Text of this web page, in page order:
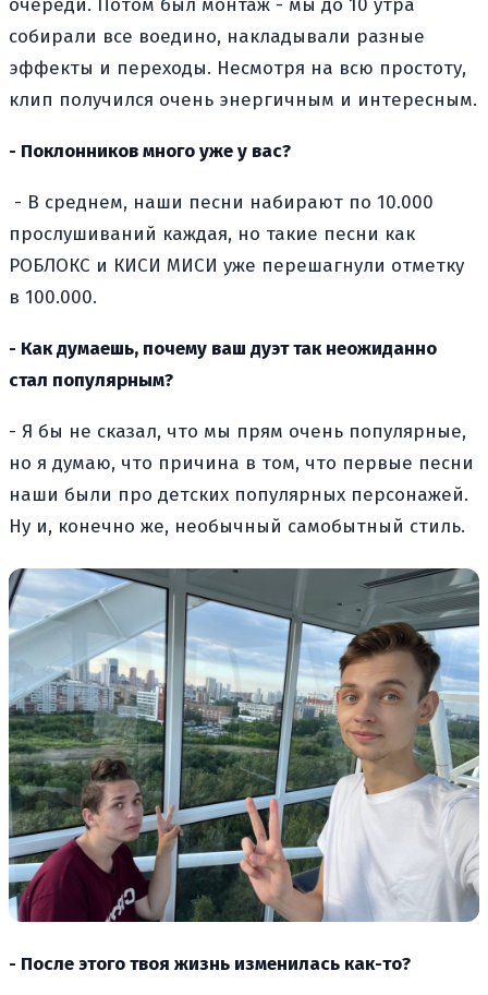
очереди. Потом был монтаж - мы до 10 утра
собирали все воедино, накладывали разные
эффекты и переходы. Несмотря на всю простоту,
клип получился очень энергичным и интересным.
- Поклонников много уже у вас?
- В среднем, наши песни набирают по 10.000
прослушиваний каждая, но такие песни как
РОБЛОКС и КИСИ МИСИ уже перешагнули отметку
в 100.000.
- Как думаешь, почему ваш дуэт так неожиданно
стал популярным?
- Я бы не сказал, что мы прям очень популярные,
но я думаю, что причина в том, что первые песни
наши были про детских популярных персонажей.
Ну и, конечно же, необычный самобытный стиль.
- После этого твоя жизнь изменилась как-то?